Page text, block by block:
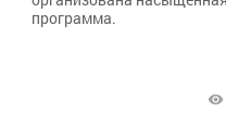
программа.